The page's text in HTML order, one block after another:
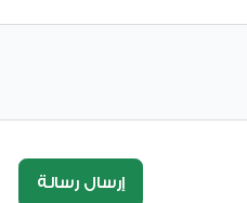
إرسال رسالة